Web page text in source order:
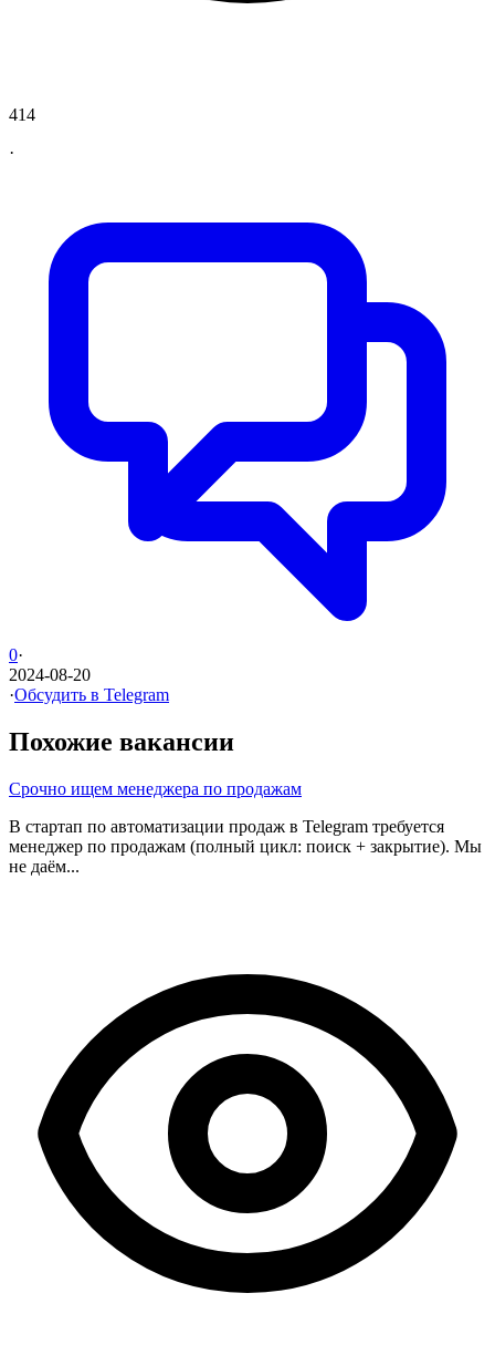
414
·
0·
2024-08-20
·Обсудить в Telegram
Похожие вакансии
Срочно ищем менеджера по продажам
В стартап по автоматизации продаж в Telegram требуется
менеджер по продажам (полный цикл: поиск + закрытие). Мы
не даём...